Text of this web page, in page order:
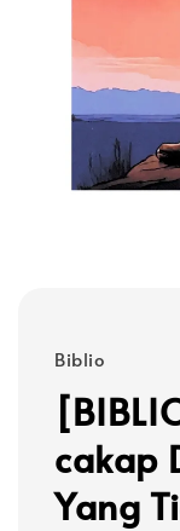
Biblio
cakap
Yang